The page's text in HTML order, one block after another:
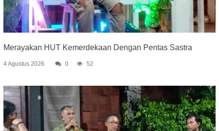
Merayakan HUT Kemerdekaan Dengan Pentas Sastra
4 Agustus 2026 0 52